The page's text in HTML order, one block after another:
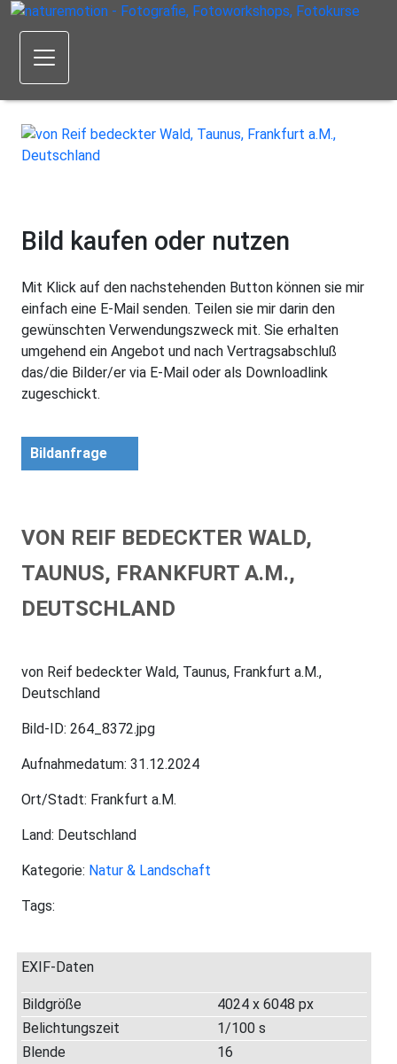
Bild kaufen oder nutzen
Mit Klick auf den nachstehenden Button können sie mir
einfach eine E-Mail senden. Teilen sie mir darin den
gewünschten Verwendungszweck mit. Sie erhalten
umgehend ein Angebot und nach Vertragsabschluß
das/die Bilder/er via E-Mail oder als Downloadlink
zugeschickt.
Bildanfrage
VON REIF BEDECKTER WALD,
TAUNUS, FRANKFURT A.M.,
DEUTSCHLAND
von Reif bedeckter Wald, Taunus, Frankfurt a.M.,
Deutschland
Bild-ID: 264_8372.jpg
Aufnahmedatum: 31.12.2024
Ort/Stadt: Frankfurt a.M.
Land: Deutschland
Kategorie: Natur & Landschaft
Tags:
EXIF-Daten
Bildgröße
4024 x 6048 px
Belichtungszeit
1/100 s
Blende
16